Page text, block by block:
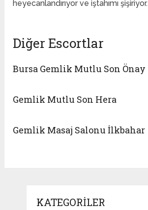
heyecanlandırıyor ve iştahımı şişiriyor.
Diğer Escortlar
Bursa Gemlik Mutlu Son Önay
Gemlik Mutlu Son Hera
Gemlik Masaj Salonu İlkbahar
KATEGORILER